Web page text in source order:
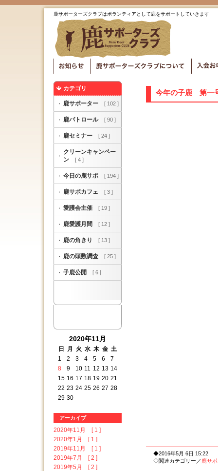
鹿サポーターズクラブはボランティアとして鹿をサポートしていきます
カテゴリ
鹿サポーター [ 102 ]
鹿パトロール [ 90 ]
鹿セミナー [ 24 ]
クリーンキャンペー
ン [ 4 ]
今日の鹿サポ [ 194 ]
鹿サポカフェ [ 3 ]
愛護会主催 [ 19 ]
鹿愛護月間 [ 12 ]
鹿の角きり [ 13 ]
鹿の頭数調査 [ 25 ]
子鹿公開 [ 6 ]
2020年11月
日 月 火 水 木 金 土
1
2 3 4 5 6
7
8
9 10 11 12 13 14
15 16 17 18 19 20 21
22 23 24 25 26 27 28
29 30
アーカイブ
2020年11月 [ 1 ]
2020年1月 [ 1 ]
2019年11月 [ 1 ]
2019年7月 [ 2 ]
2019年5月 [ 2 ]
今年の子鹿 第一
◆2016年5月 6日 15:22
◇関連カテゴリー／鹿サ